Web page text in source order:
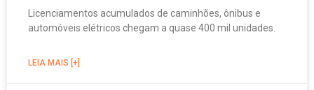
Licenciamentos acumulados de caminhões, ônibus e
automóveis elétricos chegam a quase 400 mil unidades.
LEIA MAIS [+]